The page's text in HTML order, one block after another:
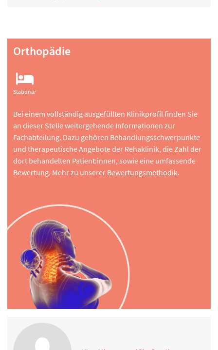
Orthopädie
Stationär
Bei einem vollständig ausgefüllten Klinikprofil finden Sie
an dieser Stelle weitergehende Informationen zur
Fachabteilung. Dazu gehören Behandlungsschwerpunkte
und therapeutische Angebote der Rehaklinik, die Zahl der
dort behandelten Patient:innen, sowie eine umfassende
Bewertung. Mehr zu unserer Bewertungsmethodik.